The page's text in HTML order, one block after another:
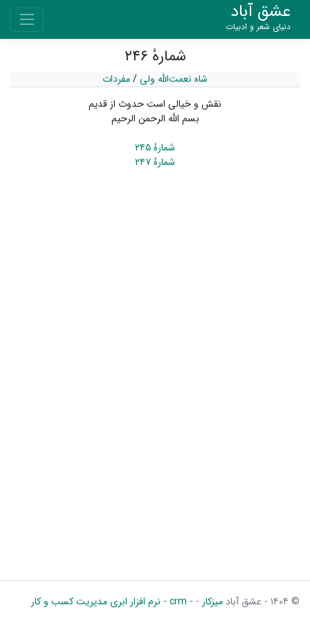
عشق آباد
دنیای شعر و ادبیات
شمارهٔ ۲۴۶
شاه نعمت‌الله ولی/مفردات
نقش و خیالی است حدوث از قدیم
بسم اللّه الرحمن الرحیم
شمارهٔ ۲۴۵
شمارهٔ ۲۴۷
© ۱۴۰۴ - عشق آباد میزکار - - crm - نرم افزار ابری مدیریت کسب و کار